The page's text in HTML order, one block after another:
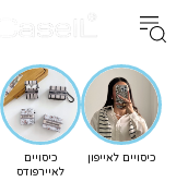
כיסויים לאייפון
כיסויים
לאיירפודס